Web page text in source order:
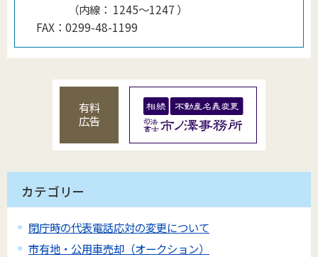
（内線 ： 1245～1247 ）
FAX： 0299-48-1199
有料
広告
カテゴリー
閉庁時の代表電話応対の変更について
市有地・公用車売却（オークション）